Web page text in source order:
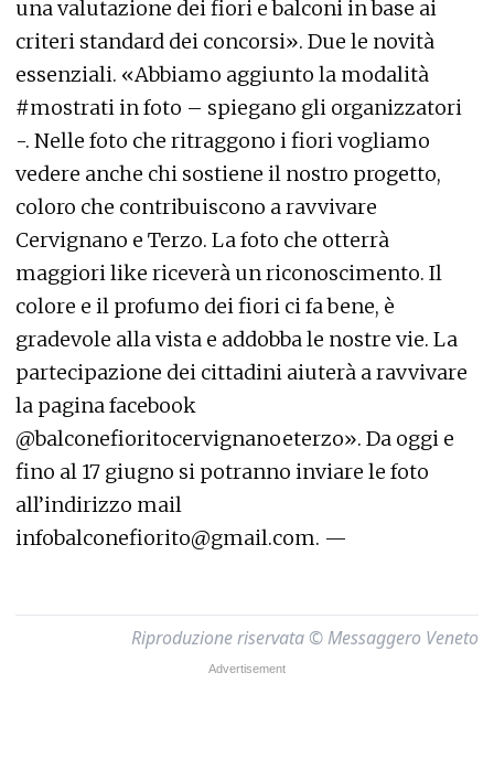
una valutazione dei fiori e balconi in base ai
criteri standard dei concorsi». Due le novità
essenziali. «Abbiamo aggiunto la modalità
#mostrati in foto – spiegano gli organizzatori
-. Nelle foto che ritraggono i fiori vogliamo
vedere anche chi sostiene il nostro progetto,
coloro che contribuiscono a ravvivare
Cervignano e Terzo. La foto che otterrà
maggiori like riceverà un riconoscimento. Il
colore e il profumo dei fiori ci fa bene, è
gradevole alla vista e addobba le nostre vie. La
partecipazione dei cittadini aiuterà a ravvivare
la pagina facebook
@balconefioritocervignanoeterzo». Da oggi e
fino al 17 giugno si potranno inviare le foto
all’indirizzo mail
infobalconefiorito@gmail.com. —
Riproduzione riservata © Messaggero Veneto